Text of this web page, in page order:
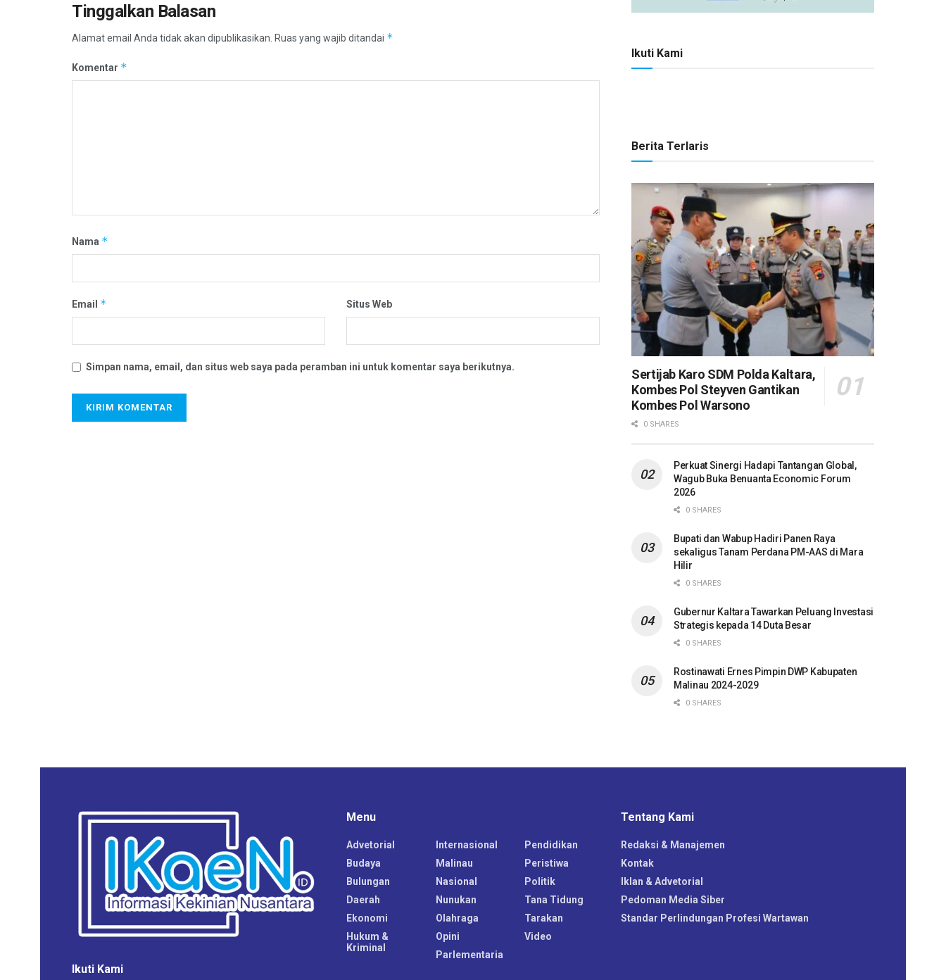
Tinggalkan Balasan
Alamat email Anda tidak akan dipublikasikan. Ruas yang wajib ditandai *
Komentar *
Nama *
Email * Situs Web
Simpan nama, email, dan situs web saya pada peramban ini untuk komentar saya berikutnya.
Ikuti Kami
Berita Terlaris
Sertijab Karo SDM Polda Kaltara,
Kombes Pol Steyven Gantikan
Kombes Pol Warsono
0 SHARES
Perkuat Sinergi Hadapi Tantangan Global,
Wagub Buka Benuanta Economic Forum
2026
0 SHARES
Bupati dan Wabup Hadiri Panen Raya
sekaligus Tanam Perdana PM-AAS di Mara
Hilir
0 SHARES
Gubernur Kaltara Tawarkan Peluang Investasi
Strategis kepada 14 Duta Besar
0 SHARES
Rostinawati Ernes Pimpin DWP Kabupaten
Malinau 2024-2029
0 SHARES
Ikuti Kami
Menu
Advetorial
Budaya
Bulungan
Daerah
Ekonomi
Hukum &
Kriminal
Internasional
Malinau
Nasional
Nunukan
Olahraga
Opini
Parlementaria
Pendidikan
Peristiwa
Politik
Tana Tidung
Tarakan
Video
Tentang Kami
Redaksi & Manajemen
Kontak
Iklan & Advetorial
Pedoman Media Siber
Standar Perlindungan Profesi Wartawan